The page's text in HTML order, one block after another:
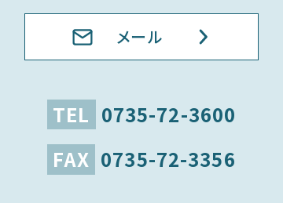
メール
TEL 0735-72-3600
FAX 0735-72-3356